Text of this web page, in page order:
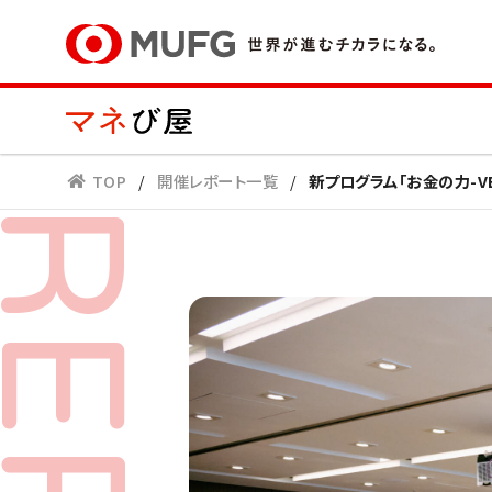
TOP / 開催レポート一覧 / 新プログラム「お金の力-